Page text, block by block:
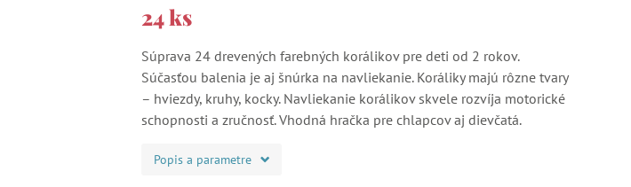
24 ks
Súprava 24 drevených farebných korálikov pre deti od 2 rokov.
Súčasťou balenia je aj šnúrka na navliekanie. Koráliky majú rôzne tvary
– hviezdy, kruhy, kocky. Navliekanie korálikov skvele rozvíja motorické
schopnosti a zručnosť. Vhodná hračka pre chlapcov aj dievčatá.
Popis a parametre